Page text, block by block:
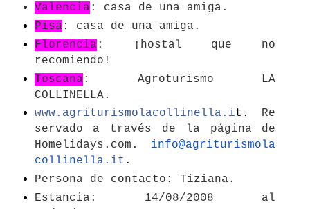
Valencia : casa de una amiga.
Pisa : casa de una amiga.
Florencia : ¡hostal que no
recomiendo!
Toscana : Agroturismo LA
COLLINELLA.
www.agriturismolacollinella.it. Re
servado a través de la página de
Homelidays.com. info@agriturismola
collinella. it .
Persona de contacto: Tiziana.
Estancia: 14/08/2008 al